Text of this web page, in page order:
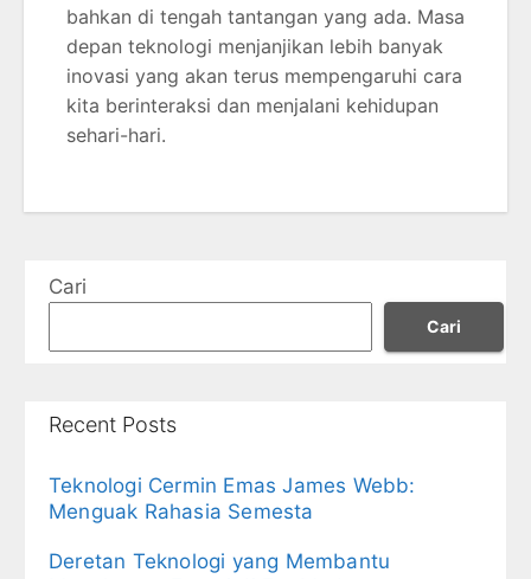
bahkan di tengah tantangan yang ada. Masa
depan teknologi menjanjikan lebih banyak
inovasi yang akan terus mempengaruhi cara
kita berinteraksi dan menjalani kehidupan
sehari-hari.
Cari
Cari
Recent Posts
Teknologi Cermin Emas James Webb:
Menguak Rahasia Semesta
Deretan Teknologi yang Membantu